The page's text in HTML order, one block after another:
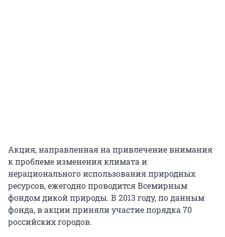
Акция, направленная на привлечение внимания
к проблеме изменения климата и
нерационального использования природных
ресурсов, ежегодно проводится Всемирным
фондом дикой природы. В 2013 году, по данным
фонда, в акции приняли участие порядка 70
российских городов.